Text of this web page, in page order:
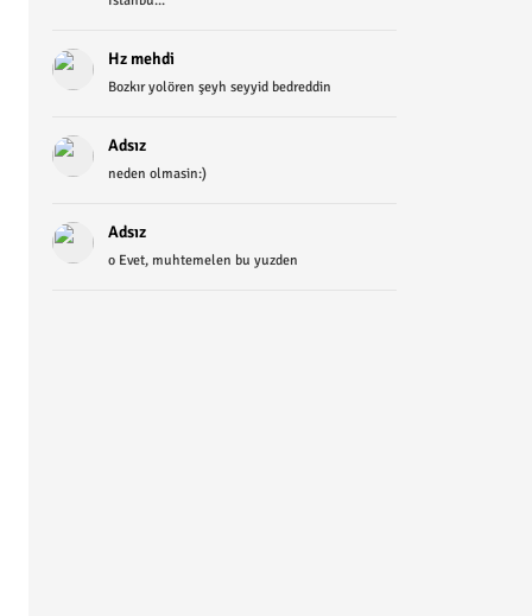
Hz mehdi
Bozkır yolören şeyh seyyid bedreddin
Adsız
neden olmasin:)
Adsız
o Evet, muhtemelen bu yuzden